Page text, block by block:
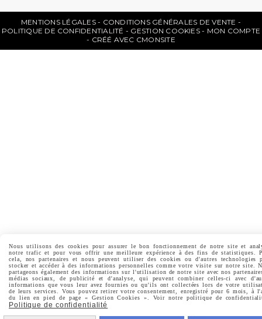
MENTIONS LÉGALES
CONDITIONS GÉNÉRALES DE VENTE
POLITIQUE DE CONFIDENTIALITÉ
GESTION COOKIES
MON COMPTE
CRÉÉ AVEC CMONSITE
Nous utilisons des cookies pour assurer le bon fonctionnement de notre site et
notre trafic et pour vous offrir une meilleure expérience à des fins de statistiques.
cela, nos partenaires et nous peuvent utiliser des cookies ou d'autres technologies
stocker et accéder à des informations personnelles comme votre visite sur notre site.
partageons également des informations sur l'utilisation de notre site avec nos
médias sociaux, de publicité et d'analyse, qui peuvent combiner celles-ci avec
informations que vous leur avez fournies ou qu'ils ont collectées lors de votre
de leurs services. Vous pouvez retirer votre consentement, enregistré pour 6 mois, à
du lien en pied de page « Gestion Cookies ». Voir notre politique de
Politique de confidentialité